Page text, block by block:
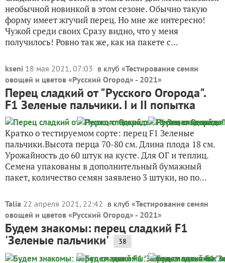
необычной новинкой в этом сезоне. Обычно такую
форму имеет жгучий перец. Но мне же интересно!
Чужой среди своих Сразу видно, что у меня
получилось! Ровно так же, как на пакете с...
kseni 18 мая 2021, 07:03 в клуб «Тестирование семян
овощей и цветов «Русский Огород» - 2021»
Перец сладкий от "Русского Огорода".
F1 Зеленые пальчики. I и II попытка
Кратко о тестируемом сорте: перец F1 Зеленые
пальчики.Высота перца 70-80 см. Длина плода 18 см.
Урожайность до 60 штук на кусте. Для ОГ и теплиц.
Семена упакованы в дополнительный бумажный
пакет, количество семян заявлено 3 штуки, но по...
Talia 22 апреля 2021, 22:42 в клуб «Тестирование семян
овощей и цветов «Русский Огород» - 2021»
Будем знакомы: перец сладкий F1
'Зеленые пальчики' 38